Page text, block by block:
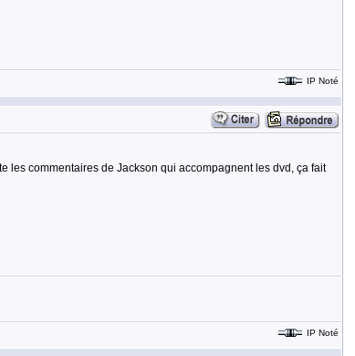
IP Noté
les commentaires de Jackson qui accompagnent les dvd, ça fait
IP Noté